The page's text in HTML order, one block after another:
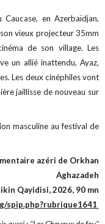
en Azerbaïdjan,
vieux projecteur 35mm
de son village. Les
un allié inattendu, Ayaz,
Les deux cinéphiles vont
jaillisse de nouveau sur
masculine au festival de
azéri de Orkhan
Aghazadeh
Qayidisi, 2026, 90 mn
spip.php?rubrique1641